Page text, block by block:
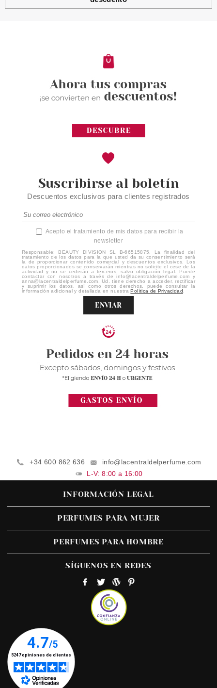
ESSENCE
3.25€
Suscribirse al boletín
Descuentos exclusivos para clientes registrados
Acepto el tratamiento de mis datos para recibir la
newsletter
Responsable: BEAUTY DIVISION SL B-66515875. La finalidad del
tratamiento de los datos para la que usted da su consentimiento será
la de proporcionar contenido comercial y descuentos exclusivos. Los
datos proporcionados se conservarán mientras no solicite el cese de la
actividad y no se cederán a terceros, salvo obligación legal. Puede
contactar con nosotros a través de info@lacentraldelperfume.com y
anna@lacentraldelperfume.com. Ud. tiene derecho a acceder, rectificar
y suprimir los datos, así como otros derechos, puede consultar la
información adicional y detallada en nuestraPolítica de Privacidad
ENVIAR
+34 600 862 636
info@lacentraldelperfume.com
L-V: 8:00 a 16:00
INFORMACIÓN LEGAL
PERFUMES PARA MUJER
PERFUMES PARA HOMBRE
SÍGUENOS EN REDES